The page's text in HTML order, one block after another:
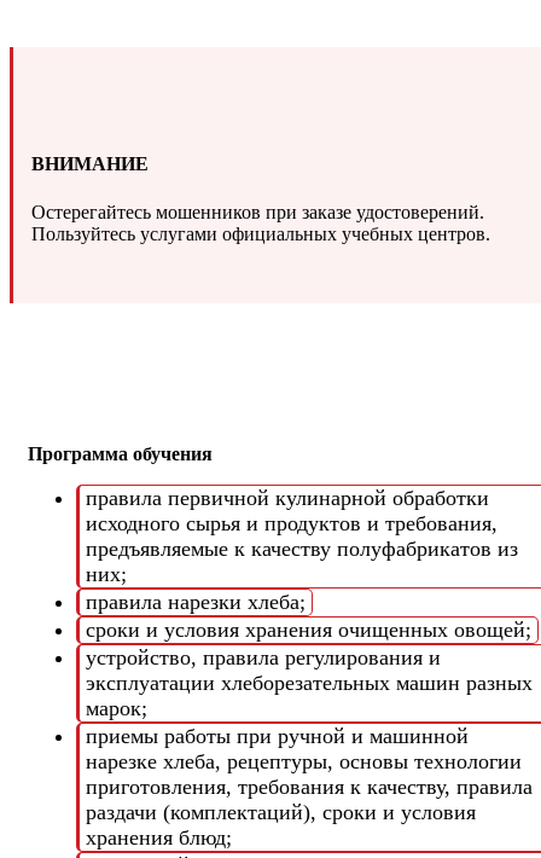
ВНИМАНИЕ
Остерегайтесь мошенников при заказе удостоверений.
Пользуйтесь услугами официальных учебных центров.
Программа обучения
правила первичной кулинарной обработки
исходного сырья и продуктов и требования,
предъявляемые к качеству полуфабрикатов из
них;
правила нарезки хлеба;
сроки и условия хранения очищенных овощей;
устройство, правила регулирования и
эксплуатации хлеборезательных машин разных
марок;
приемы работы при ручной и машинной
нарезке хлеба, рецептуры, основы технологии
приготовления, требования к качеству, правила
раздачи (комплектаций), сроки и условия
хранения блюд;